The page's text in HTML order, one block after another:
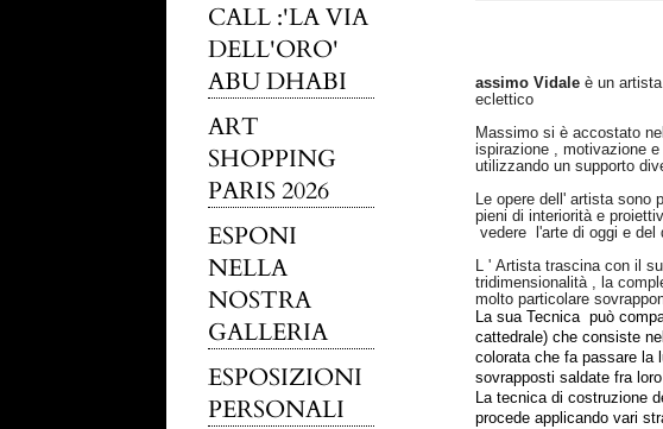
CALL :'LA VIA
DELL'ORO'
ABU DHABI
ART
SHOPPING
PARIS 2026
ESPONI
NELLA
NOSTRA
GALLERIA
ESPOSIZIONI
PERSONALI
assimo Vidaleè un artista
eclettico
Massimo si è accostato
ispirazione , motivazione
utilizzando un supporto
Le opere dell' artista sono
pieni di interiorità e
vedere l'arte di oggi e del
L ' Artista trascina con il
tridimensionalità , la
molto particolare
La sua Tecnica può
cattedrale) che consiste
colorata che fa passare la
sovrapposti saldate fra loro
La tecnica di costruzione
procede applicando vari